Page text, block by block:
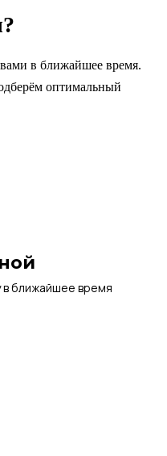
в ближайшее время.
оптимальный
в ближайшее время